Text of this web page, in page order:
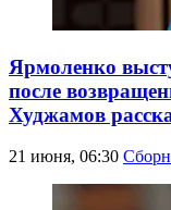
Ярмоленко
после
Худжамов
21 июня, 06:30